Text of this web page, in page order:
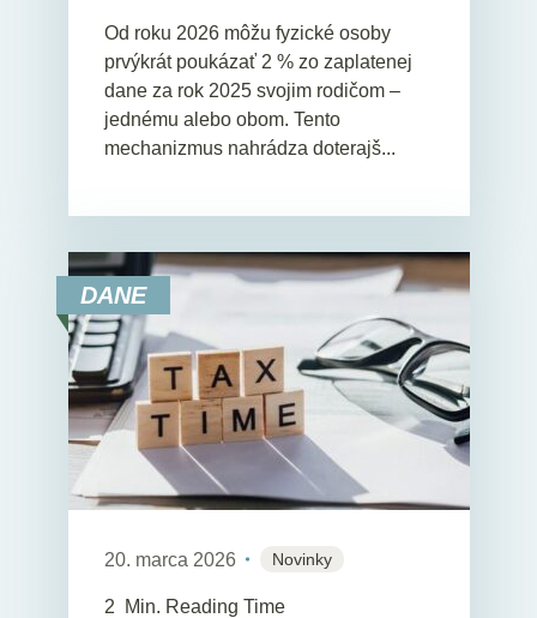
Od roku 2026 môžu fyzické osoby
prvýkrát poukázať 2 % zo zaplatenej
dane za rok 2025 svojim rodičom –
jednému alebo obom. Tento
mechanizmus nahrádza doterajš...
DANE
20. marca 2026 Novinky
2 Min. Reading Time